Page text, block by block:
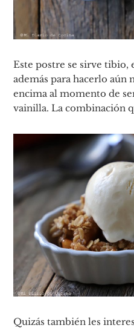
Este postre se sirve tibio,
además para hacerlo aún
encima al momento de
vainilla. La combinación
Quizás también les